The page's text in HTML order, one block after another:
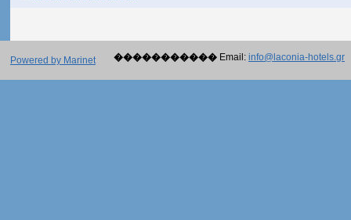
Powered by Marinet ����������� Email: info@laconia-hotels.gr